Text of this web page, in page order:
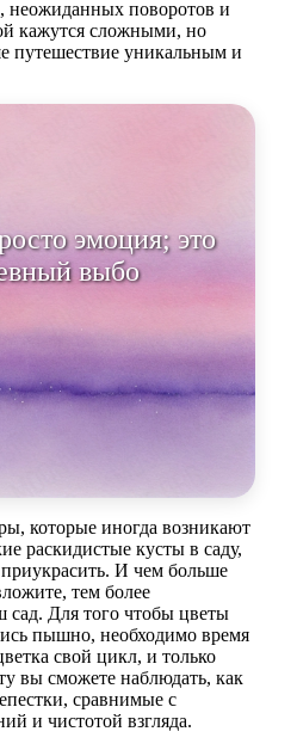
неожиданных поворотов и
кажутся сложными, но
путешествие уникальным и
не просто
которые иногда возникают
раскидистые кусты в саду,
И чем больше
тем более
Для того чтобы цветы
пышно, необходимо время
свой цикл, и только
вы сможете наблюдать, как
сравнимые с
и чистотой взгляда.